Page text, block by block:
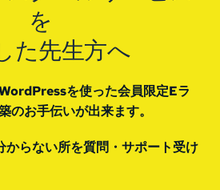
を
た先生方へ
を使った会員限定Eラ
のお手伝いが出来ます。
からない所を質問・サポート受け